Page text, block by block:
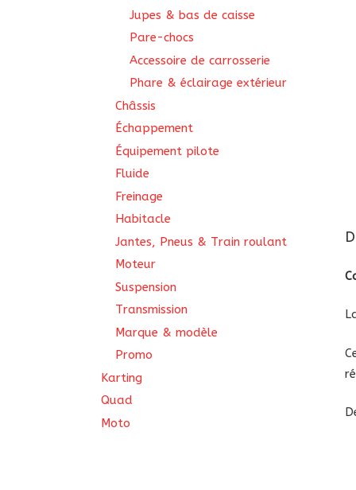
Jupes & bas de caisse
Pare-chocs
Accessoire de carrosserie
Phare & éclairage extérieur
Châssis
Échappement
Équipement pilote
Fluide
Freinage
Habitacle
Jantes, Pneus & Train roulant
Moteur
Suspension
Transmission
Marque & modèle
Promo
Karting
Quad
Moto